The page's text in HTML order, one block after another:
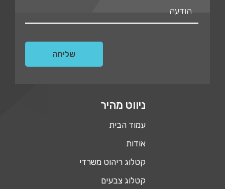
ניווט מהיר
עמוד הבית
אודות
קטלוג ריהוט משרדי
קטלוג צבעים